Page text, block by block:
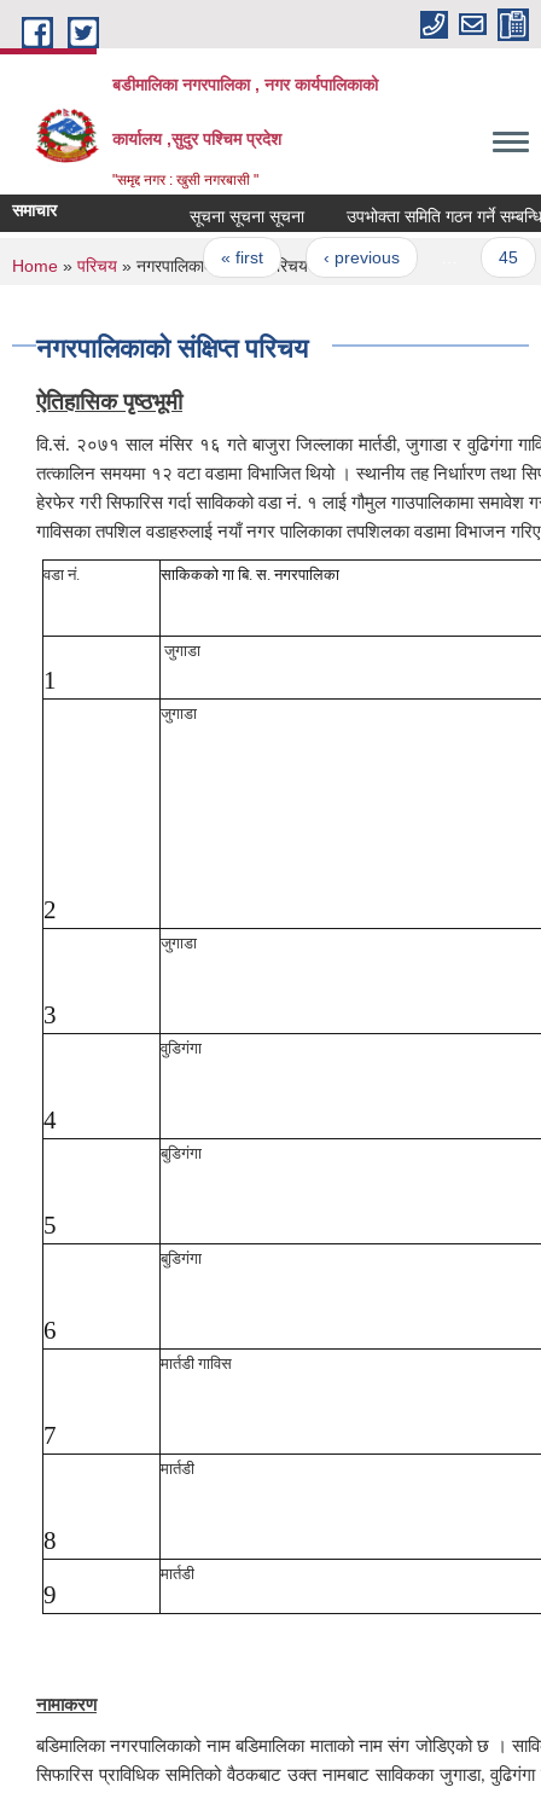
Skip to main content
बडीमालिका नगरपालिका , नगर कार्यपालिकाको
कार्यालय ,सुदुर पश्चिम प्रदेश
"समृद्द नगर : खुसी नगरबासी "
समाचार सूचना सूचना सूचना उपभोक्ता समिति गठन गर्ने सम्बन्धि
Pages
« first ‹ previous
You are here
Home » परिचय » नगरपालिकाको संक्षिप्त परिचय
नगरपालिकाको संक्षिप्त परिचय
ऐतिहासिक पृष्ठभूमी
वि.सं. २०७१ साल मंसिर १६ गते बाजुरा जिल्लाका मार्तडी,जुगाडा र वुढिगंगा
तत्कालिन समयमा १२ वटा वडामा विभाजित थियो । स्थानीय तह निर्धाारण
हेरफेर गरी सिफारिस गर्दा साविकको वडा नं. १ लाई गौमुल गाउपालिकामा
गाविसका तपशिल वडाहरुलाई नयाँ नगर पालिकाका तपशिलका वडामा विभाजन
वडा नं. साकिकको गा बि. स. नगरपालिका
1
जुगाडा
2
जुगाडा
3
जुगाडा
4
वुडिगंगा
5
बुडिगंगा
6
बुडिगंगा
7
मार्तडी गाविस
8
मार्तडी
9
मार्तडी
नामाकरण
बडिमालिका नगरपालिकाको नाम बडिमालिका माताको नाम संग जोडिएको छ ।
सिफारिस प्राविधिक समितिको वैठकबाट उक्त नामबाट साविकका जुगाडा,